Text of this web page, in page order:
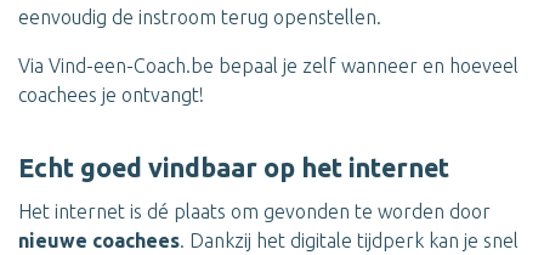
eenvoudig de instroom terug openstellen.
Via Vind-een-Coach.be bepaal je zelf wanneer en hoeveel
coachees je ontvangt!
Echt goed vindbaar op het internet
Het internet is dé plaats om gevonden te worden door
nieuwe coachees. Dankzij het digitale tijdperk kan je snel